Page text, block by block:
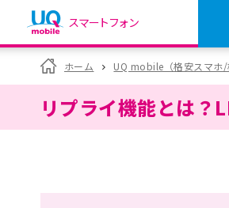
スマートフォン
my UQ WiMAX
UQ WiMAX ご契約の方
My UQ mobile
UQ mobile ご契約の方
ホーム UQ mobile（格安スマホ/
リプライ機能とは